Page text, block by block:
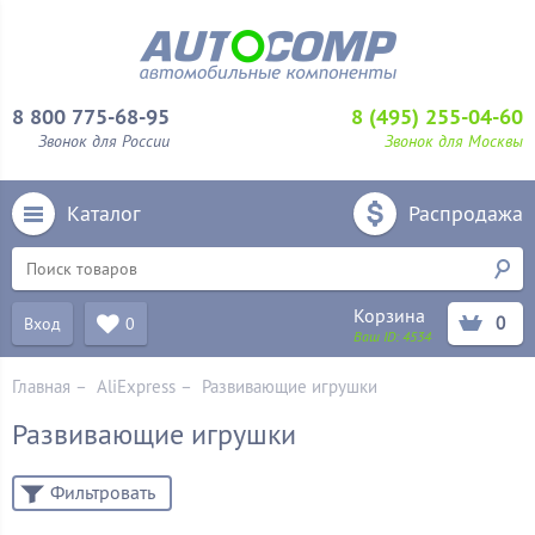
8 800 775-68-95
Звонок для России
8 (495) 255-04-60
Звонок для Москвы
Каталог Распродажа
Вход 0 Корзина
Ваш ID:4534
0
Главная – AliExpress – Развивающие игрушки
Развивающие игрушки
Фильтровать